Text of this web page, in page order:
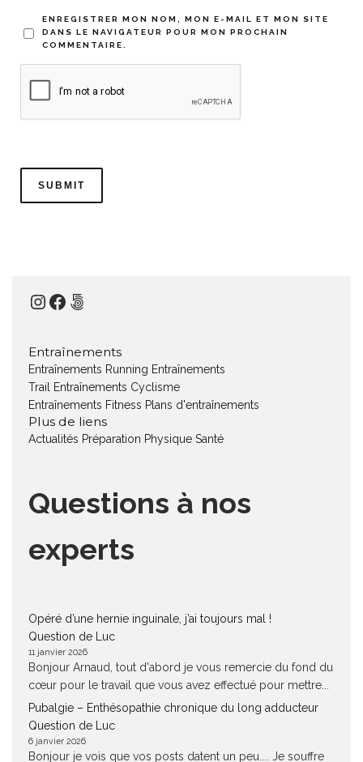
ENREGISTRER MON NOM, MON E-MAIL ET MON SITE
DANS LE NAVIGATEUR POUR MON PROCHAIN
COMMENTAIRE.
Instagram
Facebook
500px
Entraînements
Entraînements Running Entraînements
Trail
Entraînements Cyclisme
Entraînements Fitness Plans d'entraînements
Plus de liens
Actualités Préparation Physique Santé
Questions à nos
experts
Opéré d’une hernie inguinale, j’ai toujours mal !
Question de Luc
11 janvier 2026
Bonjour Arnaud, tout d'abord je vous remercie du fond du
cœur pour le travail que vous avez effectué pour mettre...
Pubalgie – Enthésopathie chronique du long adducteur
Question de Luc
6 janvier 2026
Bonjour je vois que vos posts datent un peu.... Je souffre